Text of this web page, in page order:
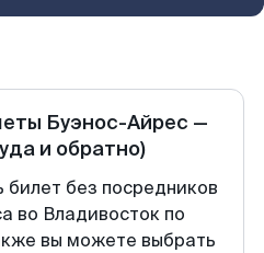
Буэнос-Айрес —
и обратно)
без посредников
во Владивосток по
вы можете выбрать